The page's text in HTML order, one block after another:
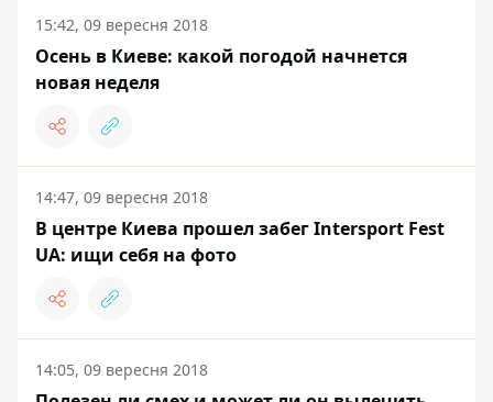
15:42, 09 вересня 2018
Осень в Киеве: какой погодой начнется
новая неделя
14:47, 09 вересня 2018
В центре Киева прошел забег Intersport Fest
UA: ищи себя на фото
14:05, 09 вересня 2018